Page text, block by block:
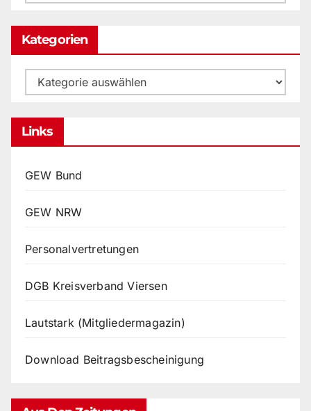
Archiv
Kategorien
Kategorien
Links
GEW Bund
GEW NRW
Personalvertretungen
DGB Kreisverband Viersen
Lautstark (Mitgliedermagazin)
Download Beitragsbescheinigung